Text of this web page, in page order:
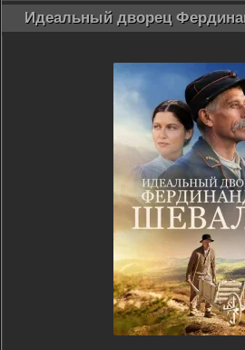
Идеальный дворец